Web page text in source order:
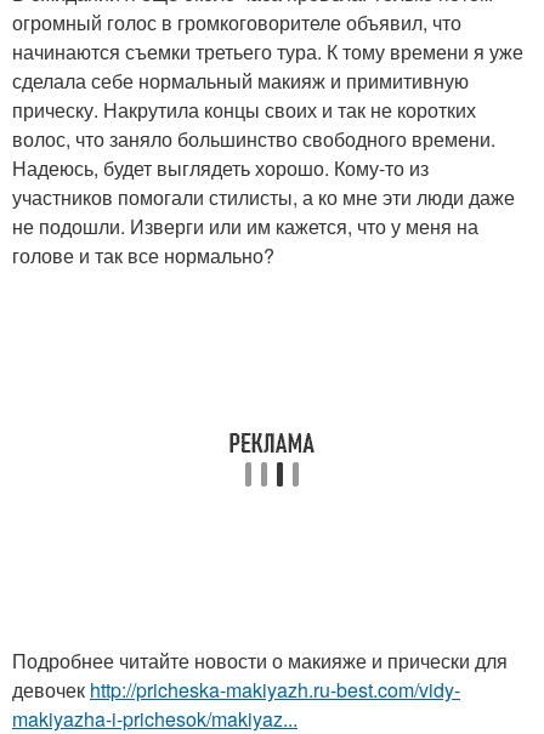
огромный голос в громкоговорителе объявил, что
начинаются съемки третьего тура. К тому времени я уже
сделала себе нормальный макияж и примитивную
прическу. Накрутила концы своих и так не коротких
волос, что заняло большинство свободного времени.
Надеюсь, будет выглядеть хорошо. Кому-то из
участников помогали стилисты, а ко мне эти люди даже
не подошли. Изверги или им кажется, что у меня на
голове и так все нормально?
Подробнее читайте новости о макияже и прически для
девочек http://pricheska-makiyazh.ru-best.com/vidy-
makiyazha-i-prichesok/makiyaz...